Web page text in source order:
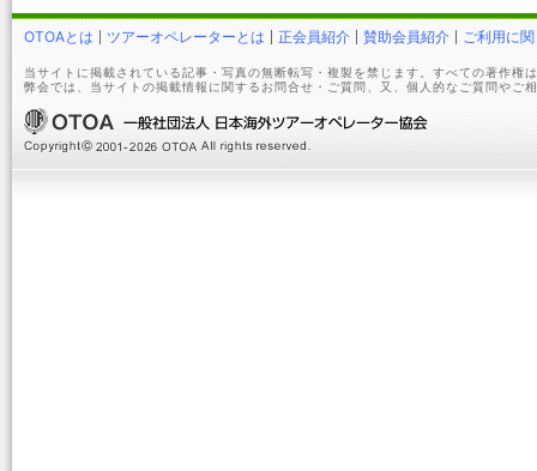
OTOAとは ツアーオペレーターとは 正会員紹介 賛助会員紹介 ご利用に
当サイトに掲載されている記事・写真の無断転写・複製を禁じます。すべての著作権
弊会では、当サイトの掲載情報に関するお問合せ・ご質問、又、個人的なご質問やご